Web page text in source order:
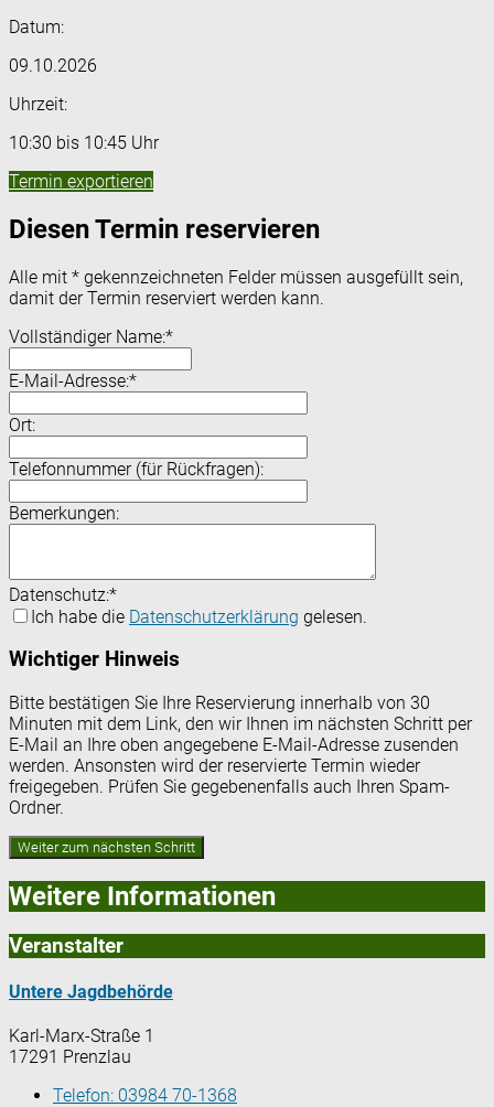
Datum:
09.10.2026
Uhrzeit:
10:30 bis 10:45 Uhr
Termin exportieren
Diesen Termin reservieren
Alle mit * gekennzeichneten Felder müssen ausgefüllt sein,
damit der Termin reserviert werden kann.
Vollständiger Name:*
E-Mail-Adresse:*
Ort:
Telefonnummer (für Rückfragen):
Bemerkungen:
Datenschutz:*
Ich habe die Datenschutzerklärung gelesen.
Wichtiger Hinweis
Bitte bestätigen Sie Ihre Reservierung innerhalb von 30
Minuten mit dem Link, den wir Ihnen im nächsten Schritt per
E-Mail an Ihre oben angegebene E-Mail-Adresse zusenden
werden. Ansonsten wird der reservierte Termin wieder
freigegeben. Prüfen Sie gegebenenfalls auch Ihren Spam-
Ordner.
Weitere Informationen
Veranstalter
Untere Jagdbehörde
Karl-Marx-Straße 1
17291 Prenzlau
Telefon: 03984 70-1368